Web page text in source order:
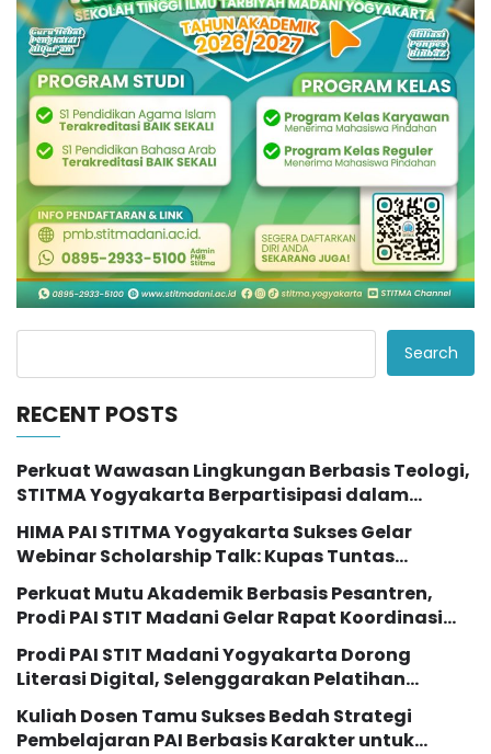
Search
RECENT POSTS
Perkuat Wawasan Lingkungan Berbasis Teologi,
STITMA Yogyakarta Berpartisipasi dalam
Seminar Internasional “The Transformation of
Eco Theology Education”
HIMA PAI STITMA Yogyakarta Sukses Gelar
Webinar Scholarship Talk: Kupas Tuntas
Peluang Studi Lanjut dengan Beasiswa LPDP
Perkuat Mutu Akademik Berbasis Pesantren,
Prodi PAI STIT Madani Gelar Rapat Koordinasi
dan Evaluasi Kurikulum
Prodi PAI STIT Madani Yogyakarta Dorong
Literasi Digital, Selenggarakan Pelatihan
Pemanfaatan AI bagi Mahasiswi
Kuliah Dosen Tamu Sukses Bedah Strategi
Pembelajaran PAI Berbasis Karakter untuk